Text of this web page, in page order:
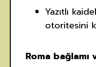
Yazıtlı
otoritesini
Roma